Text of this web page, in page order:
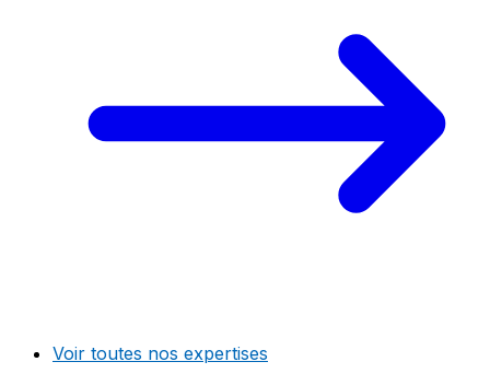
Voir toutes nos expertises